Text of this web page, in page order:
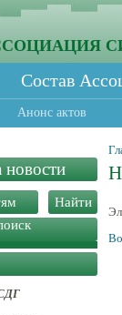
Состав
Анонс актов
новости